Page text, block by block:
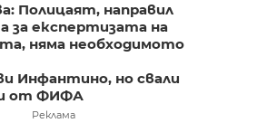
Полицаят, направил
за експертизата на
няма необходимото
Инфантино, но свали
от ФИФА
Реклама